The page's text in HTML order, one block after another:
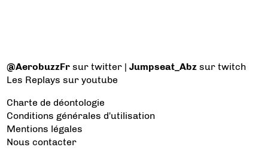
@AerobuzzFr sur twitter |Jumpseat_Abz sur twitch
Les Replays sur youtube
Charte de déontologie
Conditions générales d'utilisation
Mentions légales
Nous contacter